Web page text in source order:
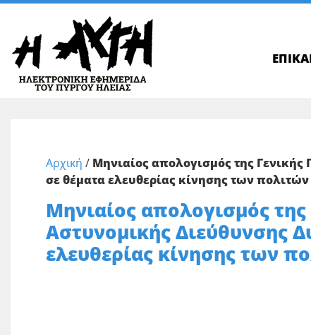
Αρχική / Μηνιαίος απολογισμός της
σε θέματα ελευθερίας κίνησης των πολιτών
Μηνιαίος απολογισμός
Αστυνομικής Διεύθυνσης
ελευθερίας κίνησης των